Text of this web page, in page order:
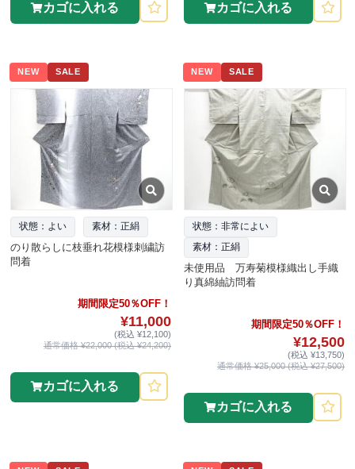
カゴに入れる カゴに入れる
NEW SALE
状態：よい 素材：正絹
のり散らしに枝垂れ花模様刺繍訪
問着
期間限定50％OFF！
¥11,000
(税込 ¥12,100)
通常価格 ¥22,000 (税込 ¥24,200)
カゴに入れる
NEW SALE
状態：非常によい
素材：正絹
未使用品 万寿菊模様織出し手織
り真綿紬訪問着
期間限定50％OFF！
¥12,500
(税込 ¥13,750)
通常価格 ¥25,000 (税込 ¥27,500)
カゴに入れる